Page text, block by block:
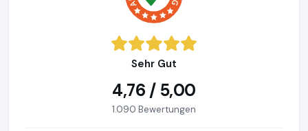
Sehr Gut
4,76 / 5,00
1.090 Bewertungen